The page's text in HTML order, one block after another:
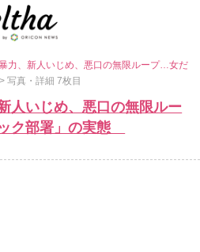
力、新人いじめ、悪口の無限ループ…女だ
> 写真・詳細 7枚目
人いじめ、悪口の無限ルー
ク部署」の実態